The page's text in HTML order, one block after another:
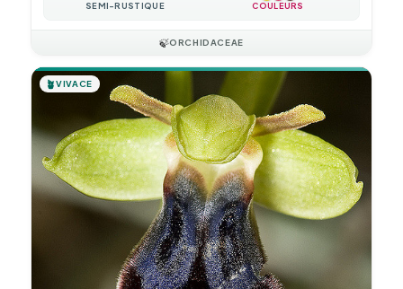
SEMI-RUSTIQUE COULEURS
🍃ORCHIDACEAE
🪴VIVACE